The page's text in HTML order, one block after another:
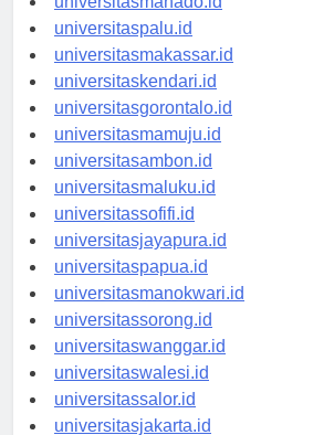
universitasmanado.id
universitaspalu.id
universitasmakassar.id
universitaskendari.id
universitasgorontalo.id
universitasmamuju.id
universitasambon.id
universitasmaluku.id
universitassofifi.id
universitasjayapura.id
universitaspapua.id
universitasmanokwari.id
universitassorong.id
universitaswanggar.id
universitaswalesi.id
universitassalor.id